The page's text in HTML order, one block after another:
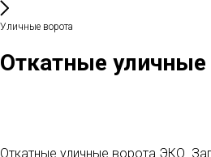
Уличные ворота
Откатные
Откатные уличные ворота ЭКО.